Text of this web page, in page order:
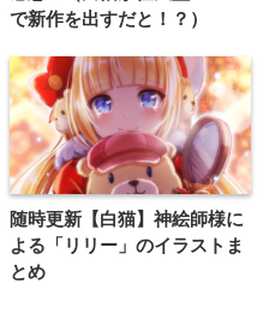
で新作を出すだと！？）
随時更新【白猫】神絵師様に
よる「リリー」のイラストま
とめ